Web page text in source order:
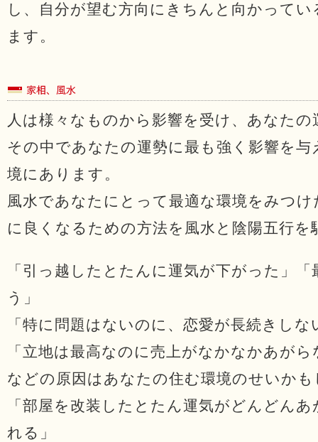
し、自分が望む方向にきちんと向かって
ます。
人は様々なものから影響を受け、あなた
その中であなたの運勢に最も強く影響を
境にあります。
風水であなたにとって最適な環境をみつ
に良くなるための方法を風水と陰陽五行
「引っ越したとたんに運気が下がった」
う」
「特に問題はないのに、恋愛が長続きしな
「立地は最高なのに売上がなかなかあがら
などの原因はあなたの住む環境のせいか
「部屋を改装したとたん運気がどんどん
れる」